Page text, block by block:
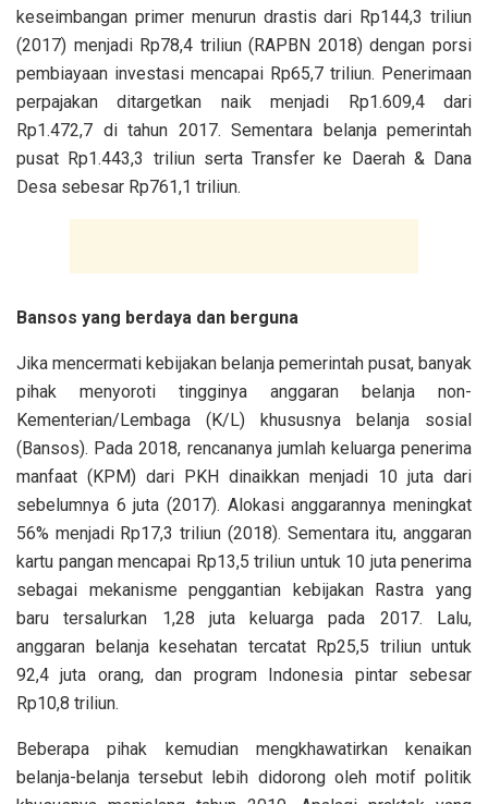
keseimbangan primer menurun drastis dari Rp144,3 triliun
(2017) menjadi Rp78,4 triliun (RAPBN 2018) dengan porsi
pembiayaan investasi mencapai Rp65,7 triliun. Penerimaan
perpajakan ditargetkan naik menjadi Rp1.609,4 dari
Rp1.472,7 di tahun 2017. Sementara belanja pemerintah
pusat Rp1.443,3 triliun serta Transfer ke Daerah & Dana
Desa sebesar Rp761,1 triliun.
Bansos yang berdaya dan berguna
Jika mencermati kebijakan belanja pemerintah pusat, banyak
pihak menyoroti tingginya anggaran belanja non-
Kementerian/Lembaga (K/L) khususnya belanja sosial
(Bansos). Pada 2018, rencananya jumlah keluarga penerima
manfaat (KPM) dari PKH dinaikkan menjadi 10 juta dari
sebelumnya 6 juta (2017). Alokasi anggarannya meningkat
56% menjadi Rp17,3 triliun (2018). Sementara itu, anggaran
kartu pangan mencapai Rp13,5 triliun untuk 10 juta penerima
sebagai mekanisme penggantian kebijakan Rastra yang
baru tersalurkan 1,28 juta keluarga pada 2017. Lalu,
anggaran belanja kesehatan tercatat Rp25,5 triliun untuk
92,4 juta orang, dan program Indonesia pintar sebesar
Rp10,8 triliun.
Beberapa pihak kemudian mengkhawatirkan kenaikan
belanja-belanja tersebut lebih didorong oleh motif politik